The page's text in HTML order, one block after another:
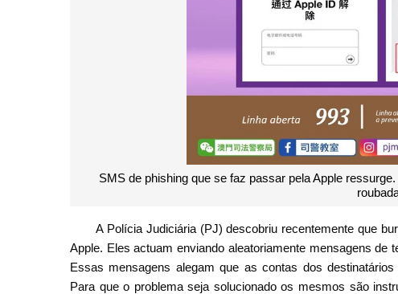
SMS de phishing que se faz passar pela Apple
A Polícia Judiciária (PJ) descobriu recentemente que
Apple. Eles actuam enviando aleatoriamente mensagens de
Essas mensagens alegam que as contas dos
Para que o problema seja solucionado os mesmos são